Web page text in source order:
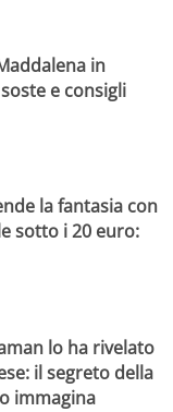
in
e consigli
la fantasia con
sotto i 20 euro:
lo ha rivelato
il segreto della
immagina